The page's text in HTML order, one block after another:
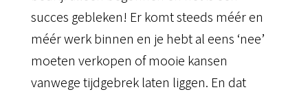
succes gebleken! Er komt steeds méér en
méér werk binnen en je hebt al eens ‘nee’
moeten verkopen of mooie kansen
vanwege tijdgebrek laten liggen. En dat